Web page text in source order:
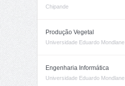
Chipande
Produção Vegetal
Universidade Eduardo Mondlane
Engenharia Informática
Universidade Eduardo Mondlane